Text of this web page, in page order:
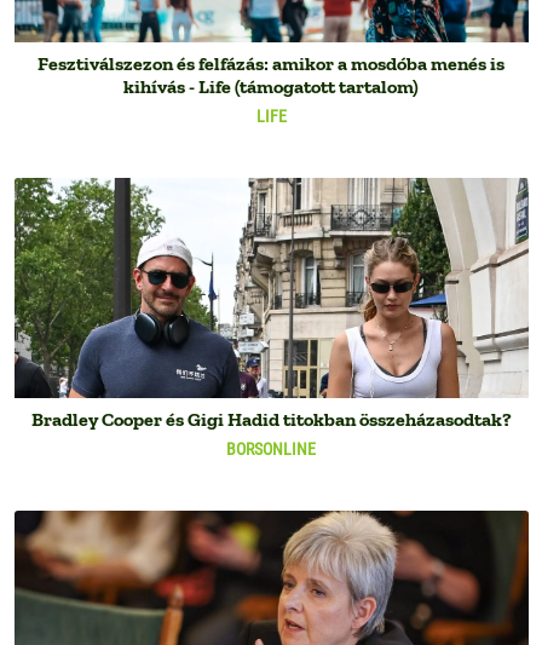
LIFE
Fesztiválszezon és felfázás: amikor a mosdóba menés is
kihívás - Life (támogatott tartalom)
BORSONLINE
Bradley Cooper és Gigi Hadid titokban összeházasodtak?